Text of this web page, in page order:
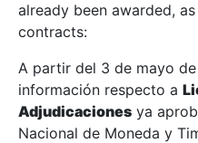
Show/Hide
Show/Hide
already been awarded,
contracts:
A partir del 3 de mayo
información respecto a
Adjudicaciones ya
Nacional de Moneda y